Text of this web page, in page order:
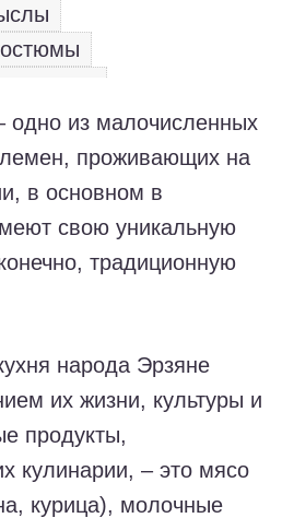
Фольклор
одно из малочисленных
проживающих на
в основном в
свою уникальную
традиционную
народа Эрзяне
их жизни, культуры и
продукты,
кулинарии, – это мясо
курица), молочные